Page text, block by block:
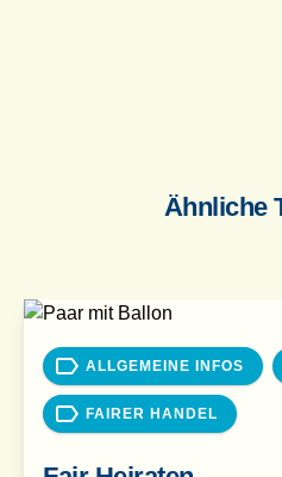
Ähnliche
ALLGEMEINE INFOS
FAIRER HANDEL